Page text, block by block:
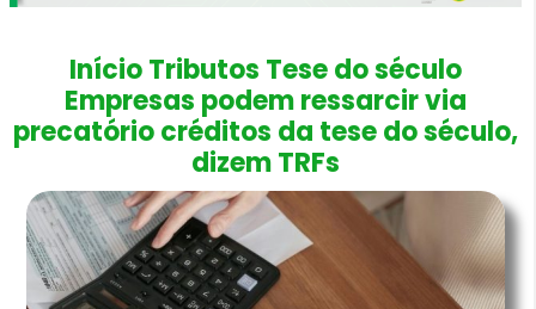
Início Tributos Tese do século
Empresas podem ressarcir via
precatório créditos da tese do século,
dizem TRFs